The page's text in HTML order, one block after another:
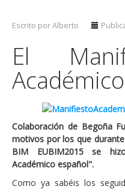
Escrito por Alberto
El
Colaboración de Begoña
motivos por los que
BIM EUBIM2015 se
Académico español".
Como ya sabéis los